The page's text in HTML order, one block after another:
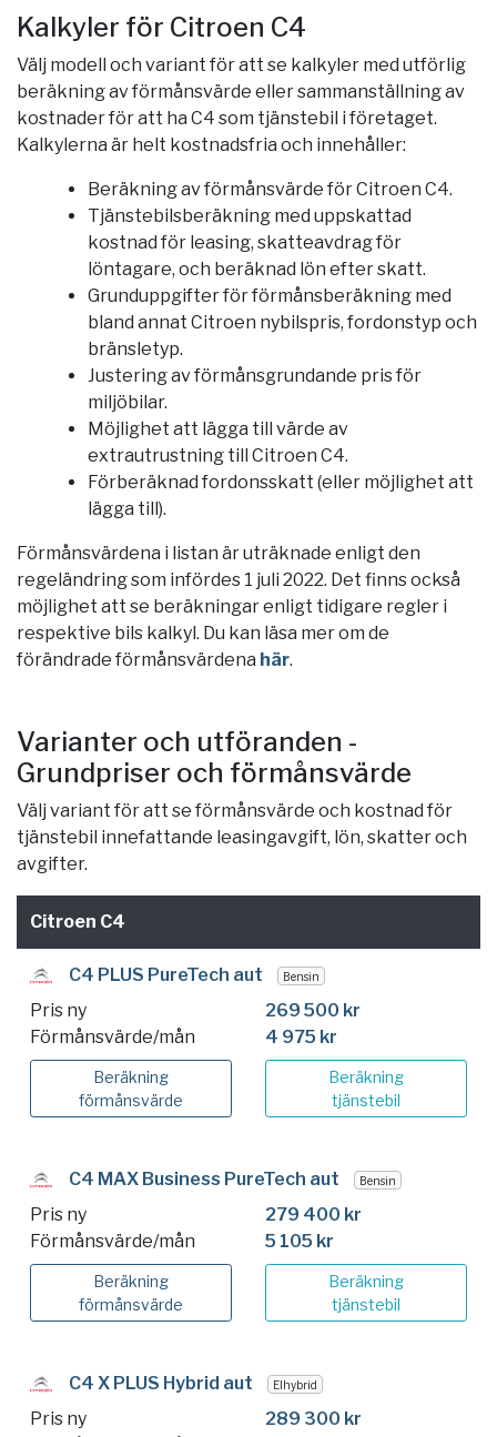
Kalkyler för Citroen C4
Välj modell och variant för att se kalkyler med utförlig
beräkning av förmånsvärde eller sammanställning av
kostnader för att ha C4 som tjänstebil i företaget.
Kalkylerna är helt kostnadsfria och innehåller:
Beräkning av förmånsvärde för Citroen C4.
Tjänstebilsberäkning med uppskattad
kostnad för leasing, skatteavdrag för
löntagare, och beräknad lön efter skatt.
Grunduppgifter för förmånsberäkning med
bland annat Citroen nybilspris, fordonstyp och
bränsletyp.
Justering av förmånsgrundande pris för
miljöbilar.
Möjlighet att lägga till värde av
extrautrustning till Citroen C4.
Förberäknad fordonsskatt (eller möjlighet att
lägga till).
Förmånsvärdena i listan är uträknade enligt den
regeländring som infördes 1 juli 2022. Det finns också
möjlighet att se beräkningar enligt tidigare regler i
respektive bils kalkyl. Du kan läsa mer om de
förändrade förmånsvärdena här.
Varianter och utföranden -
Grundpriser och förmånsvärde
Välj variant för att se förmånsvärde och kostnad för
tjänstebil innefattande leasingavgift, lön, skatter och
avgifter.
Citroen C4
C4 PLUS PureTech aut Bensin
Pris ny
269 500 kr
Förmånsvärde/mån
4 975 kr
Beräkning
förmånsvärde
Beräkning
tjänstebil
C4 MAX Business PureTech aut Bensin
Pris ny
279 400 kr
Förmånsvärde/mån
5 105 kr
Beräkning
förmånsvärde
Beräkning
tjänstebil
C4 X PLUS Hybrid aut Elhybrid
Pris ny
289 300 kr